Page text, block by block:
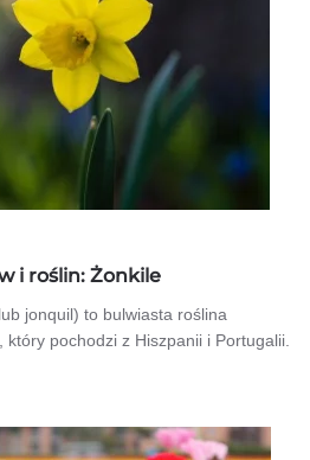
i roślin: Żonkile
jonquil) to bulwiasta roślina
pochodzi z Hiszpanii i Portugalii.